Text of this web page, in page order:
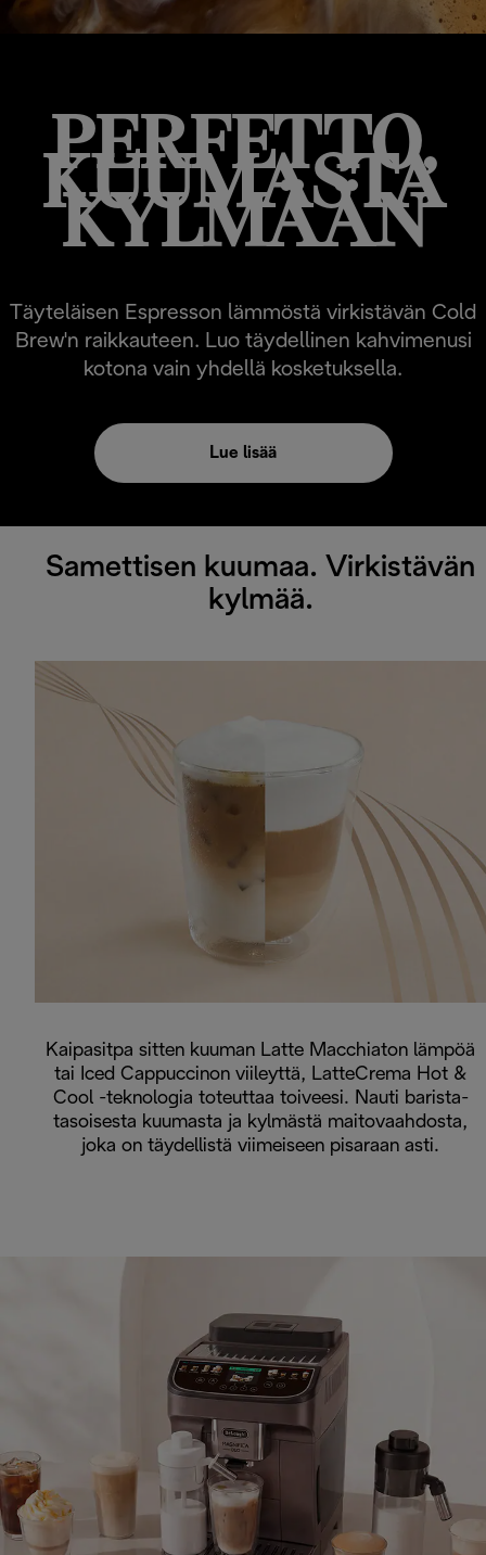
PERFETTO,
KUUMASTA
KYLMÄÄN
Täyteläisen Espresson lämmöstä virkistävän Cold
Brew'n raikkauteen. Luo täydellinen kahvimenusi
kotona vain yhdellä kosketuksella.
Lue lisää
Samettisen kuumaa. Virkistävän
kylmää.
Kaipasitpa sitten kuuman Latte Macchiaton lämpöä
tai Iced Cappuccinon viileyttä, LatteCrema Hot &
Cool -teknologia toteuttaa toiveesi. Nauti barista-
tasoisesta kuumasta ja kylmästä maitovaahdosta,
joka on täydellistä viimeiseen pisaraan asti.